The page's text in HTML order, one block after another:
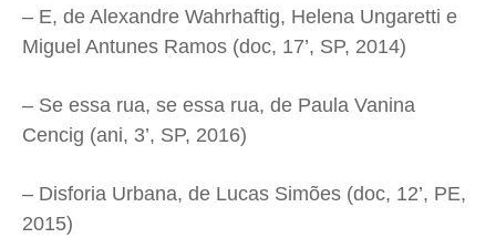
– E, de Alexandre Wahrhaftig, Helena Ungaretti e
Miguel Antunes Ramos (doc, 17’, SP, 2014)
– Se essa rua, se essa rua, de Paula Vanina
Cencig (ani, 3’, SP, 2016)
– Disforia Urbana, de Lucas Simões (doc, 12’, PE,
2015)